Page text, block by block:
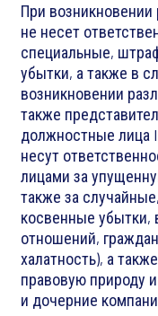
При возникновении
не несет
специальные,
убытки, а также в
возникновении
также
должностные лица
несут
лицами за
также за
косвенные убытки,
отношений,
халатность), а
правовую природу
и дочерние